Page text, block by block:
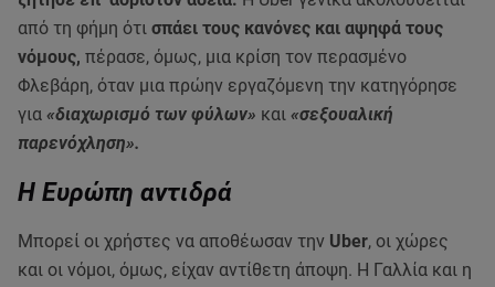
από τη φήμη ότι σπάει τους κανόνες και αψηφά τους
νόμους, πέρασε, όμως, μια κρίση τον περασμένο
Φλεβάρη, όταν μια πρώην εργαζόμενη την κατηγόρησε
για «διαχωρισμό των φύλων» και «σεξουαλική
παρενόχληση».
Η Ευρώπη αντιδρά
Μπορεί οι χρήστες να αποθέωσαν την Uber, οι χώρες
και οι νόμοι, όμως, είχαν αντίθετη άποψη. Η Γαλλία και η